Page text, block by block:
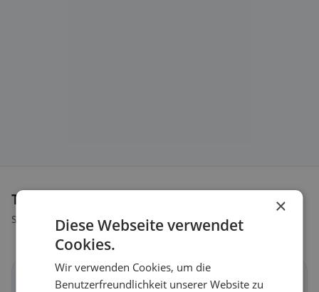
Tipi di alimentazione a Bremgarten (AG)
Scopri ristoranti adatti al tuo stile alimentare.
×
Diese Webseite verwendet
Cookies.
Wir verwenden Cookies, um die
Benutzerfreundlichkeit unserer Website zu